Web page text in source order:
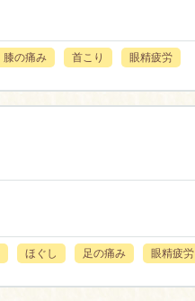
膝の痛み 首こり 眼精疲労
ほぐし 足の痛み 眼精疲労